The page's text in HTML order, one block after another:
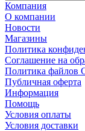
Компания
О компании
Новости
Магазины
Политика
Соглашение на
Политика файлов
Публичная оферта
Информация
Помощь
Условия оплаты
Условия доставки